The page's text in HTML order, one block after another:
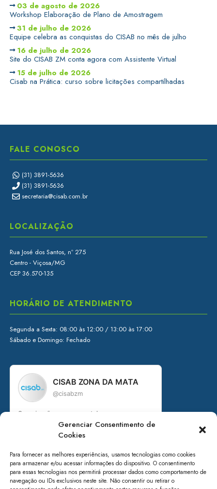
Gerenciar Consentimento de
Cookies
Para fornecer as melhores experiências, usamos tecnologias como cookies
para armazenar e/ou acessar informações do dispositivo. O consentimento
para essas tecnologias nos permitirá processar dados como comportamento de
navegação ou IDs exclusivos neste site. Não consentir ou retirar o
03 de agosto de 2026
Workshop Elaboração de Plano de Amostragem
31 de julho de 2026
Equipe celebra as conquistas do CISAB no mês de julho
16 de julho de 2026
Site do CISAB ZM conta agora com Assistente Virtual
15 de julho de 2026
Cisab na Prática: curso sobre licitações compartilhadas
FALE CONOSCO
(31) 3891-5636
(31) 3891-5636
secretaria@cisab.com.br
LOCALIZAÇÃO
Rua José dos Santos, nº 275
Centro - Viçosa/MG
CEP 36.570-135
HORÁRIO DE ATENDIMENTO
Segunda a Sexta: 08:00 às 12:00 / 13:00 às 17:00
Sábado e Domingo: Fechado
CISAB ZONA DA MATA
@cisabzm
Organização governamental
💦 Consórcio Intermunicipal de Saneamento
Básico da Zona da Mata de Minas Gerais
👇 Acesse nossos canais:
linktr.ee/cisabzm5636